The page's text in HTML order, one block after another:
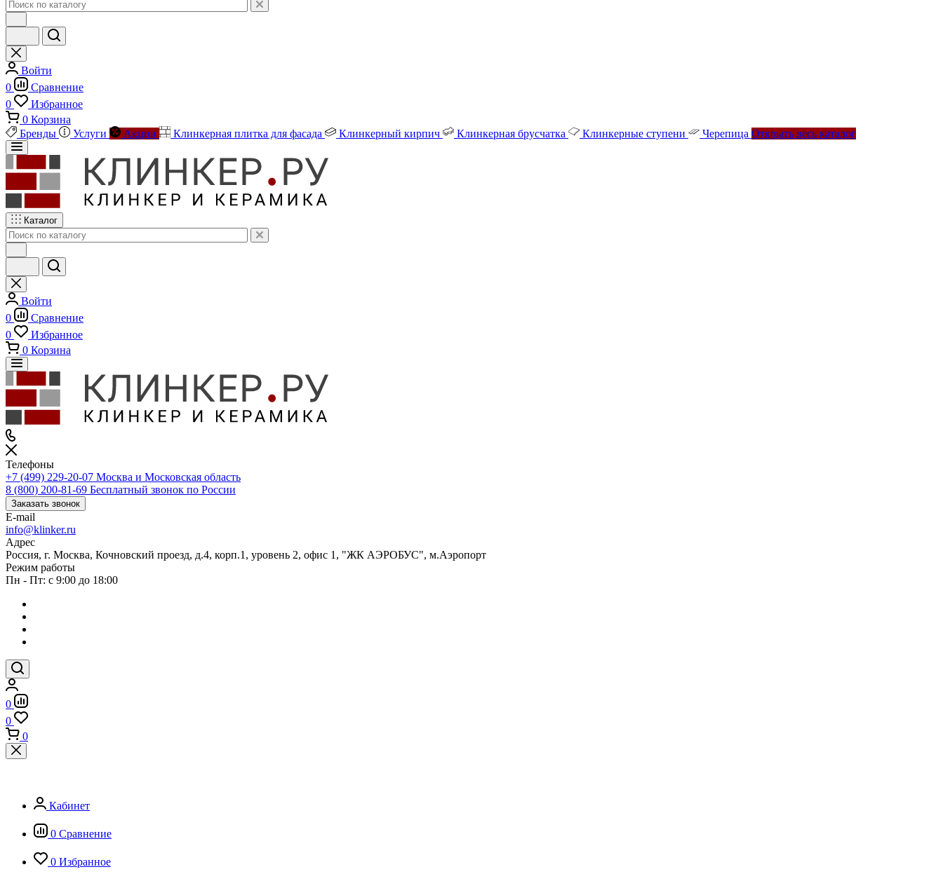
Войти
0
Сравнение
0
Избранное
0 Корзина
Бренды
Услуги Акции Клинкерная плитка для фасада Клинкерный кирпич Клинкерная брусчатка Клинкерные ступени Черепица Открыть весь каталог
Каталог
Войти
0
Сравнение
0
Избранное
0 Корзина
Телефоны
+7 (499) 229-20-07 Москва и Московская область
8 (800) 200-81-69 Бесплатный звонок по России
Заказать звонок
E-mail
info@klinker.ru
Адрес
Россия, г. Москва, Кочновский проезд, д.4, корп.1, уровень 2, офис 1, "ЖК АЭРОБУС", м.Аэропорт
Режим работы
Пн - Пт: с 9:00 до 18:00
0
0
0
Кабинет
0 Сравнение
0 Избранное